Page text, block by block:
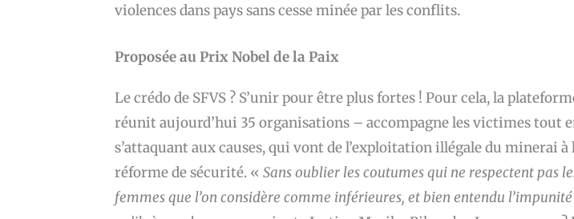
violences dans pays sans cesse minée par les conflits.
Proposée au Prix Nobel de la Paix
Le crédo de SFVS ? S’unir pour être plus fortes ! Pour cela, la
réunit aujourd’hui 35 organisations – accompagne les victimes tout
s’attaquant aux causes, qui vont de l’exploitation illégale du minerai à
réforme de sécurité. «Sans oublier les coutumes qui ne respectent pas
femmes que l’on considère comme inférieures, et bien entendu